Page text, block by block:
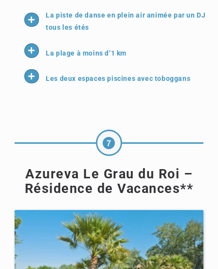
La piste de danse en plein air animée par un DJ
tous les étés
La plage à moins d’1 km
Les deux espaces piscines avec toboggans
Azureva Le Grau du Roi –
Résidence de Vacances**